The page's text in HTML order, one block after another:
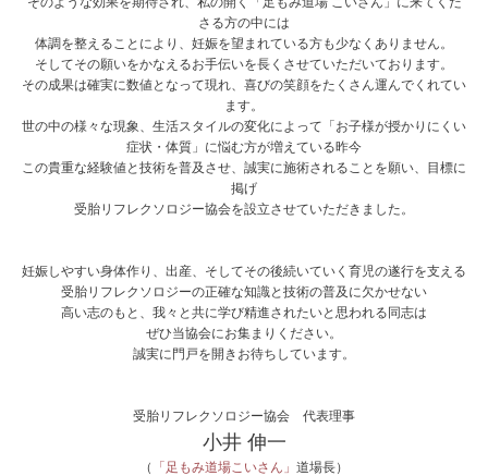
さる方の中には
体調を整えることにより、妊娠を望まれている方も少なくありません。
そしてその願いをかなえるお手伝いを長くさせていただいております。
その成果は確実に数値となって現れ、喜びの笑顔をたくさん運んでくれてい
ます。
世の中の様々な現象、生活スタイルの変化によって「お子様が授かりにくい
症状・体質」に悩む方が増えている昨今
この貴重な経験値と技術を普及させ、誠実に施術されることを願い、目標に
掲げ
受胎リフレクソロジー協会を設立させていただきました。
妊娠しやすい身体作り、出産、そしてその後続いていく育児の遂行を支える
受胎リフレクソロジーの正確な知識と技術の普及に欠かせない
高い志のもと、我々と共に学び精進されたいと思われる同志は
ぜひ当協会にお集まりください。
誠実に門戸を開きお待ちしています。
受胎リフレクソロジー協会 代表理事
小井 伸一
（ 「足もみ道場こいさん」 道場長）